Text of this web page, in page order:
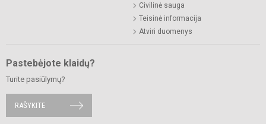
Civilinė sauga
Teisinė informacija
Atviri duomenys
Pastebėjote klaidų?
Turite pasiūlymų?
RAŠYKITE